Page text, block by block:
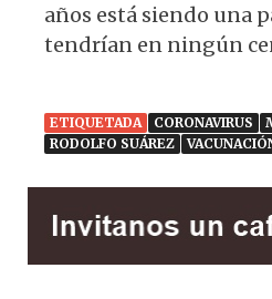
años está siendo una
tendrían en ningún
ETIQUETADA CORONAVIRUS
RODOLFO SUÁREZ